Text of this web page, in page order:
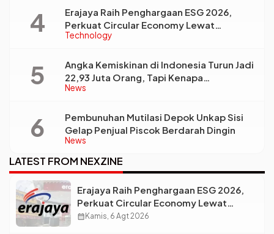
Technology
Erajaya Raih Penghargaan ESG 2026,
Perkuat Circular Economy Lewat
Pengelolaan Limbah Berkelanjutan
News
Angka Kemiskinan di Indonesia Turun Jadi
22,93 Juta Orang, Tapi Kenapa
Ketimpangan Desa dan Kota Malah Makin
News
Pembunuhan Mutilasi Depok Unkap Sisi
Gelap Penjual Piscok Berdarah Dingin
LATEST FROM NEXZINE
Erajaya Raih Penghargaan ESG 2026,
Perkuat Circular Economy Lewat
Pengelolaan Limbah Berkelanjutan
calendar_month Kamis, 6 Agt 2026